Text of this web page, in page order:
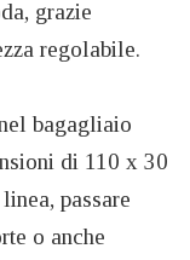
grazie
regolabile.
bagagliaio
di 110 x 30
passare
o anche